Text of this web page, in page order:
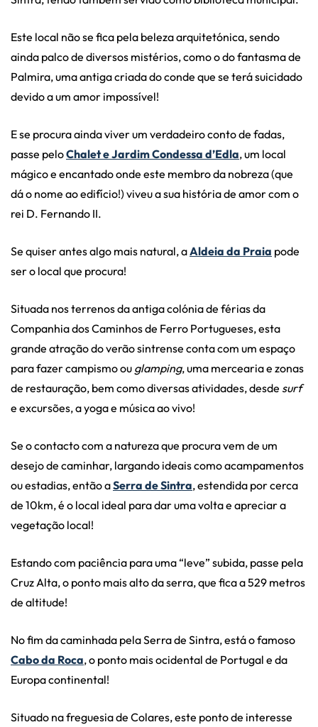
Este local não se fica pela beleza arquitetónica, sendo
ainda palco de diversos mistérios, como o do fantasma de
Palmira, uma antiga criada do conde que se terá suicidado
devido a um amor impossível!
E se procura ainda viver um verdadeiro conto de fadas,
passe peloChalet e Jardim Condessa d’Edla, um local
mágico e encantado onde este membro da nobreza (que
dá o nome ao edifício!) viveu a sua história de amor com o
rei D. Fernando II.
Se quiser antes algo mais natural, aAldeia da Praia pode
ser o local que procura!
Situada nos terrenos da antiga colónia de férias da
Companhia dos Caminhos de Ferro Portugueses, esta
grande atração do verão sintrense conta com um espaço
para fazer campismo ou glamping, uma mercearia e zonas
de restauração, bem como diversas atividades, desde surf
e excursões, a yoga e música ao vivo!
Se o contacto com a natureza que procura vem de um
desejo de caminhar, largando ideais como acampamentos
ou estadias, então aSerra de Sintra, estendida por cerca
de 10km, é o local ideal para dar uma volta e apreciar a
vegetação local!
Estando com paciência para uma “leve” subida, passe pela
Cruz Alta, o ponto mais alto da serra, que fica a 529 metros
de altitude!
No fim da caminhada pela Serra de Sintra, está o famoso
Cabo da Roca, o ponto mais ocidental de Portugal e da
Europa continental!
Situado na freguesia de Colares, este ponto de interesse